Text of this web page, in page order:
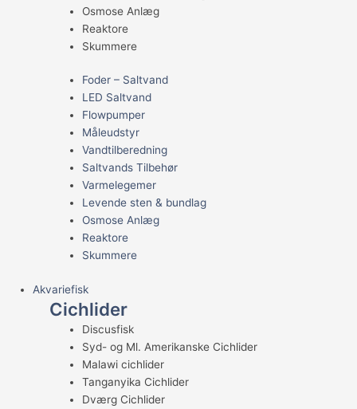
Osmose Anlæg
Reaktore
Skummere
Foder – Saltvand
LED Saltvand
Flowpumper
Måleudstyr
Vandtilberedning
Saltvands Tilbehør
Varmelegemer
Levende sten & bundlag
Osmose Anlæg
Reaktore
Skummere
Akvariefisk
Cichlider
Discusfisk
Syd- og Ml. Amerikanske Cichlider
Malawi cichlider
Tanganyika Cichlider
Dværg Cichlider